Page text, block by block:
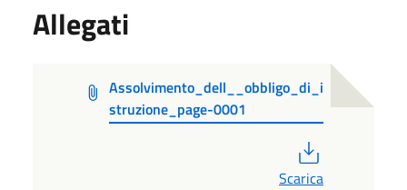
Allegati
Assolvimento_dell__obbligo_di_i
struzione_page-0001
Scarica